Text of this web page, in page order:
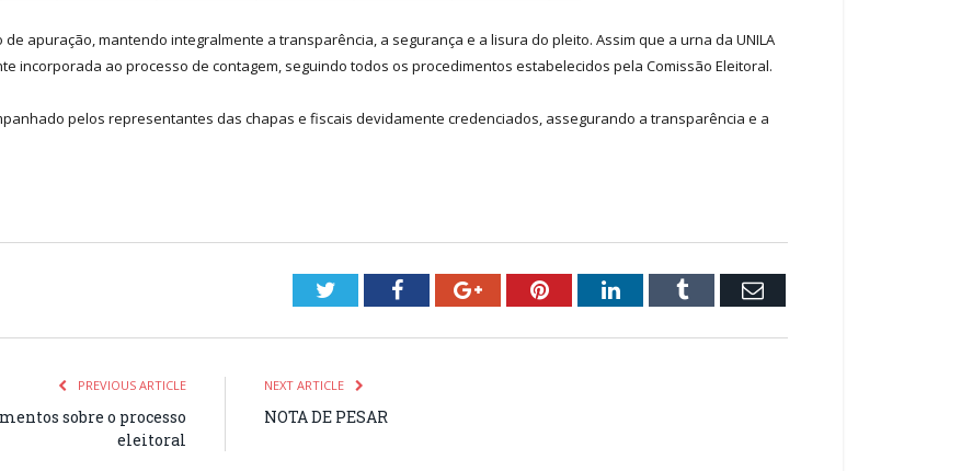
apuração, mantendo integralmente a transparência, a segurança e a lisura do pleito. Assim que a urna da UNILA
incorporada ao processo de contagem, seguindo todos os procedimentos estabelecidos pela Comissão Eleitoral.
pelos representantes das chapas e fiscais devidamente credenciados, assegurando a transparência e a
TwitterFacebookGoogle+PinterestLinkedInTumblr Email
PREVIOUS ARTICLE
sobre o processo
eleitoral
NEXT ARTICLE
NOTA DE PESAR